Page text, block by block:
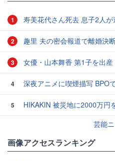
1 寿美花代さん死去 息子2人が
2 趣里 夫の密会報道で離婚決
3 女優・山本舞香 第1子を出産
4 深夜アニメに喫煙描写 BPO
5
HIKAKIN 被災地に2000万円
芸能
画像アクセスランキング